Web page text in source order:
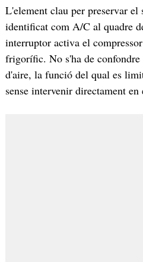
L'element clau per preservar el
identificat com A/C al quadre
interruptor activa el
frigorífic. No s'ha de
d'aire, la funció del qual es
sense intervenir directament